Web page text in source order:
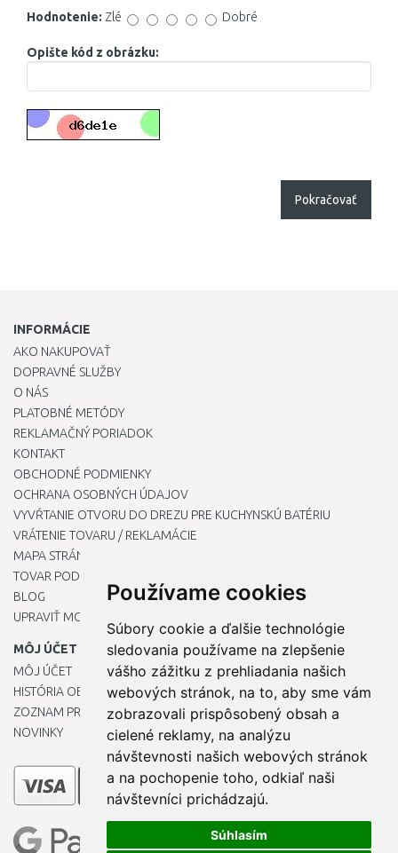
Používame cookies
Súbory cookie a ďalšie technológie
sledovania používame na zlepšenie
vášho zážitku z prehliadania našich
webových stránok, na to, aby sme vám
zobrazovali prispôsobený obsah a
cielené reklamy, na analýzu
návštevnosti našich webových stránok
a na pochopenie toho, odkiaľ naši
návštevníci prichádzajú.
Súhlasím
Hodnotenie: Zlé Dobré
Opište kód z obrázku:
Pokračovať
INFORMÁCIE
AKO NAKUPOVAŤ
DOPRAVNÉ SLUŽBY
O NÁS
PLATOBNÉ METÓDY
REKLAMAČNÝ PORIADOK
KONTAKT
OBCHODNÉ PODMIENKY
OCHRANA OSOBNÝCH ÚDAJOV
VYVŔTANIE OTVORU DO DREZU PRE KUCHYNSKÚ BATÉRIU
VRÁTENIE TOVARU / REKLAMÁCIE
MAPA STRÁNOK
TOVAR PODĽA ZNAČIEK
BLOG
UPRAVIŤ MOJE PREDVOĽBY COOKIES
MÔJ ÚČET
MÔJ ÚČET
HISTÓRIA OBJEDNÁVOK
ZOZNAM PRIANÍ
NOVINKY